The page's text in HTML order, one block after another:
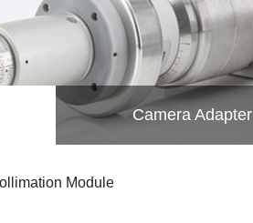
Camera Adapter
Module